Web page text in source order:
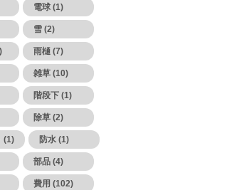
電球 (1)
雪 (2)
雨樋 (7)
雑草 (10)
階段下 (1)
除草 (2)
(1) 防水 (1)
部品 (4)
費用 (102)